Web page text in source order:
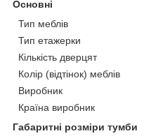
Основні
Тип меблів
Тип етажерки
Кількість дверцят
Колір (відтінок) меблів
Виробник
Країна виробник
Габаритні розміри тумби